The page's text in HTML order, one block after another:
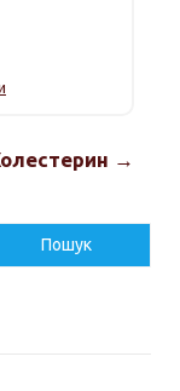
→
Пошук